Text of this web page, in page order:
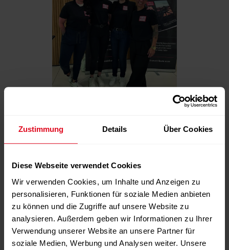
Zustimmung Details Über Cookies
Diese Webseite verwendet Cookies
Wir verwenden Cookies, um Inhalte und Anzeigen zu
personalisieren, Funktionen für soziale Medien anbieten
zu können und die Zugriffe auf unsere Website zu
analysieren. Außerdem geben wir Informationen zu Ihrer
Verwendung unserer Website an unsere Partner für
soziale Medien, Werbung und Analysen weiter. Unsere
Seit über 35 Jahren ist die FITNESS TRIBUNE das
und Führungskräfte der deutschsprachigen
offizielle Organ von swiss active als wichtigen
Trendsetter und Wissenslieferant. Neutralität,
Wissenschaftlichkeit und Aktualität sind dabei die
essenziellen Eckpfeiler bei der Entwicklung jeder